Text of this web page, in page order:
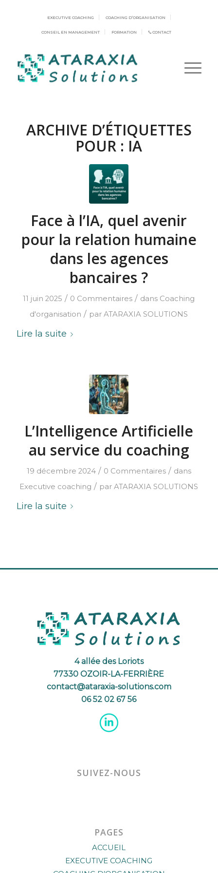
EXECUTIVE COACHING COACHING D’ORGANISATION
CONSEIL EN MANAGEMENT FORMATION CONTACT
ARCHIVE D’ÉTIQUETTES
POUR : IA
Face à l’IA, quel avenir
pour la relation humaine
dans les agences
bancaires ?
11 juin 2025 / 0 Commentaires / dans Coaching
d'organisation / parATARAXIA SOLUTIONS
Lire la suite
L’Intelligence Artificielle
au service du coaching
19 décembre 2024 / 0 Commentaires / dans
Executive coaching / parATARAXIA SOLUTIONS
Lire la suite
4 allée des Loriots
77330 OZOIR-LA-FERRIÈRE
contact@ataraxia-solutions.com
06 52 02 67 56
SUIVEZ-NOUS
PAGES
ACCUEIL
EXECUTIVE COACHING